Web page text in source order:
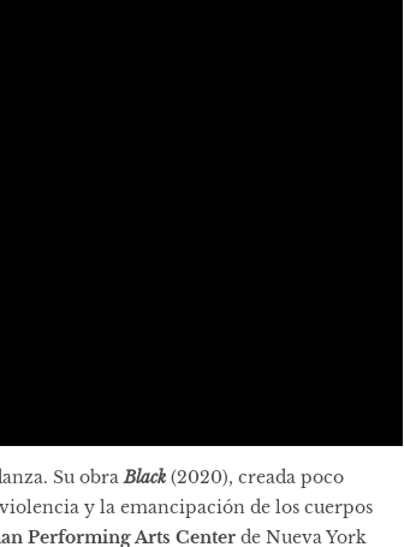
Su obraBlack (2020), creada poco
y la emancipación de los cuerpos
Performing Arts Center de Nueva York